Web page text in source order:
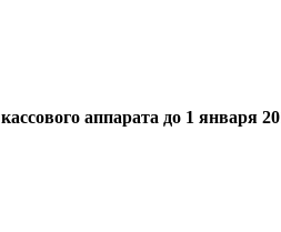
аппарата до 1 января